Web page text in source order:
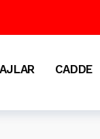
CADDE